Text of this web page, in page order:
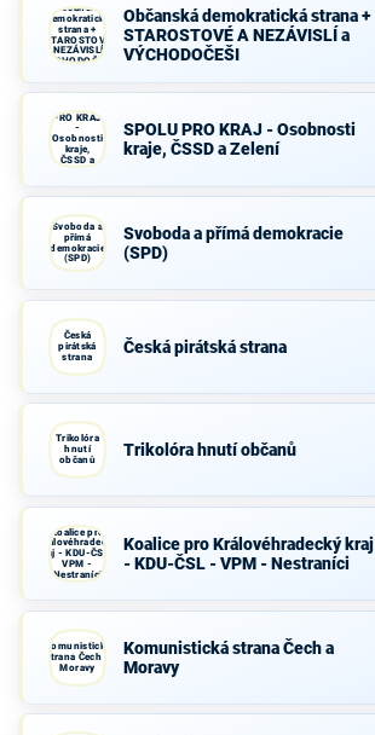
Občanská
demokratická
strana +
STAROSTOVÉ
A NEZÁVISLÍ a
VÝCHODOČEŠI
Občanská demokratická strana +
STAROSTOVÉ A NEZÁVISLÍ a
VÝCHODOČEŠI
PRO KRAJ
-
Osobnosti
kraje,
ČSSD a
Zelení
SPOLU PRO KRAJ - Osobnosti
kraje, ČSSD a Zelení
Svoboda a
přímá
demokracie
(SPD)
Svoboda a přímá demokracie
(SPD)
Česká
pirátská
strana
Česká pirátská strana
Trikolóra
hnutí
občanů
Trikolóra hnutí občanů
Koalice pro
Královéhradecký
kraj - KDU-ČSL -
VPM -
Nestraníci
Koalice pro Královéhradecký kraj
- KDU-ČSL - VPM - Nestraníci
Komunistická
strana Čech a
Moravy
Komunistická strana Čech a
Moravy